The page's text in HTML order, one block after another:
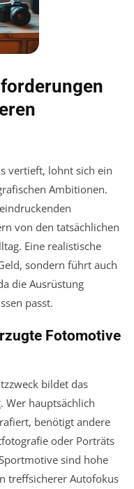
vertieft, lohnt sich ein
Ambitionen.
von den tatsächlichen
Eine realistische
sondern führt auch
die Ausrüstung
passt.
Fotomotive
bildet das
Wer hauptsächlich
benötigt andere
oder Porträts
sind hohe
treffsicherer Autofokus